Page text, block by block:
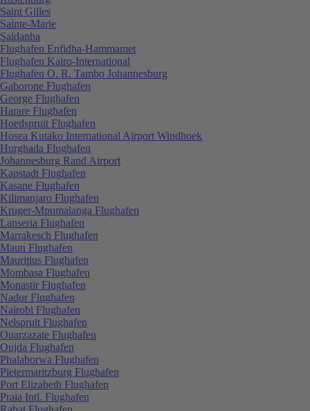
Saint Gilles
Sainte-Marie
Saldanha
Flughafen Enfidha-Hammamet
Flughafen Kairo-International
Flughafen O. R. Tambo Johannesburg
Gaborone Flughafen
George Flughafen
Harare Flughafen
Hoedspruit Flughafen
Hosea Kutako International Airport Windhoek
Hurghada Flughafen
Johannesburg Rand Airport
Kapstadt Flughafen
Kasane Flughafen
Kilimanjaro Flughafen
Kruger-Mpumalanga Flughafen
Lanseria Flughafen
Marrakesch Flughafen
Maun Flughafen
Mauritius Flughafen
Mombasa Flughafen
Monastir Flughafen
Nador Flughafen
Nairobi Flughafen
Nelspruit Flughafen
Ouarzazate Flughafen
Oujda Flughafen
Phalaborwa Flughafen
Pietermaritzburg Flughafen
Port Elizabeth Flughafen
Praia Intl. Flughafen